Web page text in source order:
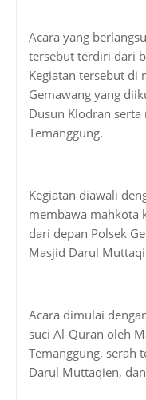
Acara yang
tersebut terdiri dari
Kegiatan tersebut di
Gemawang yang
Dusun Klodran serta
Temanggung.
Kegiatan diawali
membawa mahkota
dari depan Polsek
Masjid Darul
Acara dimulai
suci Al-Quran oleh
Temanggung, serah
Darul Muttaqien,